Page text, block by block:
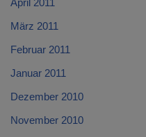
April 2011
März 2011
Februar 2011
Januar 2011
Dezember 2010
November 2010